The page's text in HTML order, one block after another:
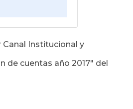
Canal Institucional y
de cuentas año 2017" del